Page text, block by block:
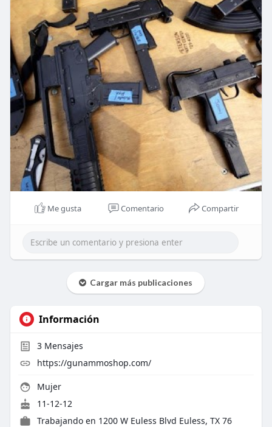
Me gusta Comentario Compartir
Cargar más publicaciones
Información
3Mensajes
https://gunammoshop.com/
Mujer
11-12-12
Trabajando en 1200 W Euless Blvd Euless, TX 76